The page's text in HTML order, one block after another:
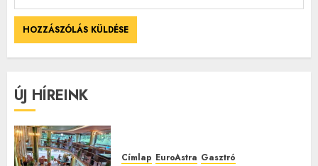
ÚJ HÍREINK
Címlap EuroAstra Gasztró